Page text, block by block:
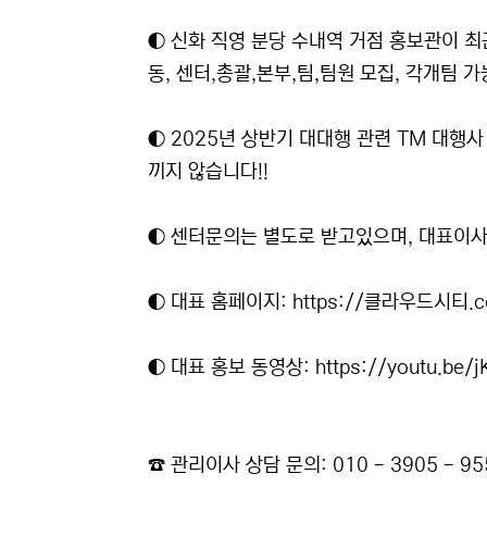
◐ 신화 직영 분당 수내역 거점 홍보관이
동, 센터,총괄,본부,팀,팀원 모집, 각개팀 가
◐ 2025년 상반기 대대행 관련 TM 대행사
끼지 않습니다!!
◐ 센터문의는 별도로 받고있으며, 대표이
◐ 대표 홈페이지: https://클라우드시티
◐ 대표 홍보 동영상: https://youtu.be/
☎ 관리이사 상담 문의: 010 - 3905 -